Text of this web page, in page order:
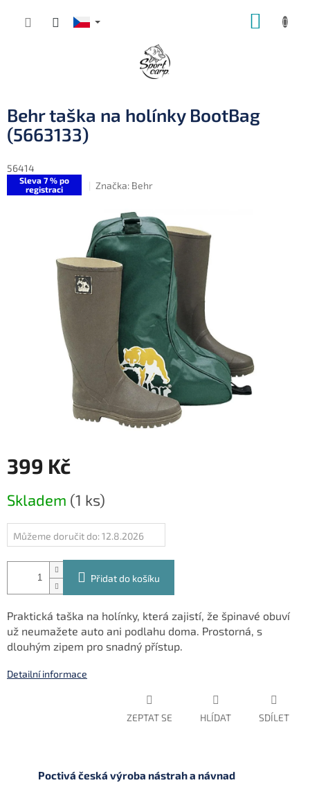
Behr taška na holínky BootBag
(5663133)
56414
Sleva 7 % po
registraci
Značka: Behr
399 Kč
cena:
Skladem (1 ks)
Můžeme doručit do: 12.8.2026
Přidat do košíku
Praktická taška na holínky, která zajistí, že špinavé obuví
už neumažete auto ani podlahu doma. Prostorná, s
dlouhým zipem pro snadný přístup.
Detailní informace
ZEPTAT SE HLÍDAT SDÍLET
Poctivá česká výroba nástrah a návnad